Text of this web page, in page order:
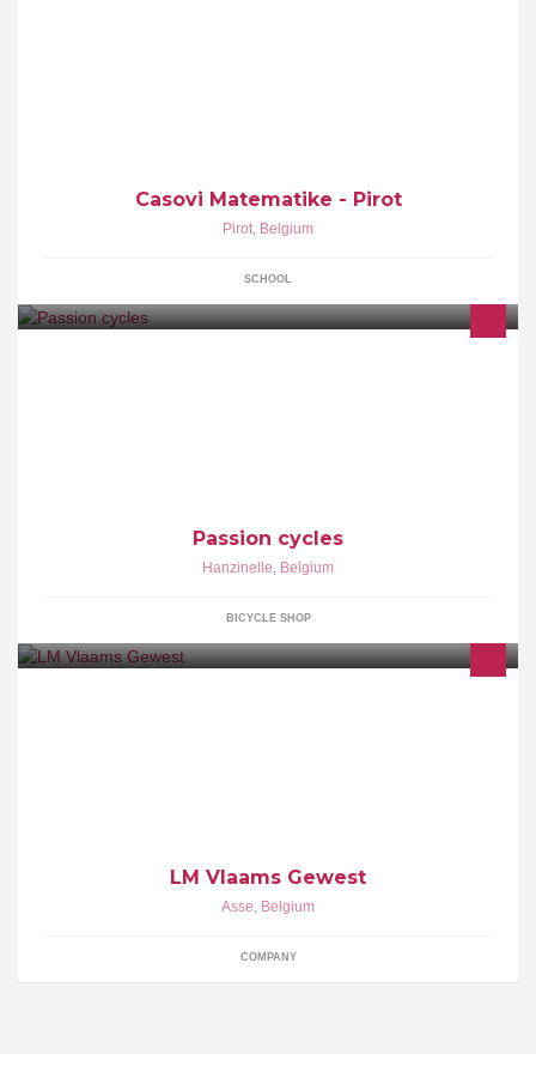
Casovi Matematike - Pirot
Pirot, Belgium
SCHOOL
Passion cycles
Hanzinelle, Belgium
BICYCLE SHOP
LM Vlaams Gewest
Asse, Belgium
COMPANY